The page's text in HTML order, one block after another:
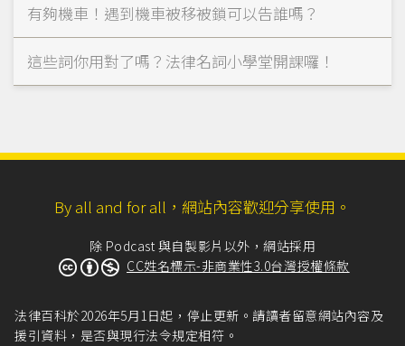
有夠機車！遇到機車被移被鎖可以告誰嗎？
這些詞你用對了嗎？法律名詞小學堂開課囉！
By all and for all，網站內容歡迎分享使用。
除 Podcast 與自製影片以外，網站採用
CC姓名標示-非商業性3.0台灣授權條款
法律百科於2026年5月1日起，停止更新。請讀者留意網站內容及
援引資料，是否與現行法令規定相符。